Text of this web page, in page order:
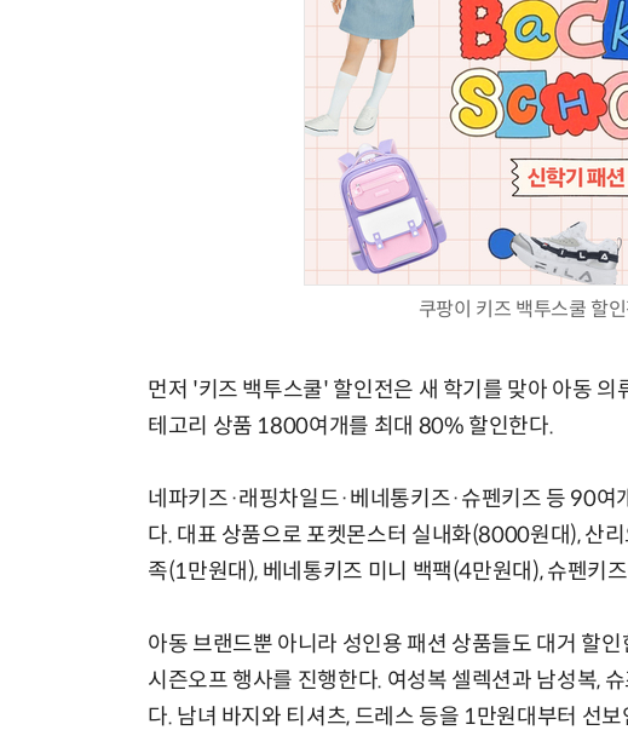
쿠팡이 키즈 백투스쿨 할
먼저 '키즈 백투스쿨' 할인전은 새 학기를 맞아 아동 의
테고리 상품 1800여개를 최대 80% 할인한다.
네파키즈·래핑차일드·베네통키즈·슈펜키즈 등 90여
다. 대표 상품으로 포켓몬스터 실내화(8000원대), 산
족(1만원대), 베네통키즈 미니 백팩(4만원대), 슈펜키
아동 브랜드뿐 아니라 성인용 패션 상품들도 대거 할
시즌오프 행사를 진행한다. 여성복 셀렉션과 남성복,
다. 남녀 바지와 티셔츠, 드레스 등을 1만원대부터 선보
모든 업무 담당자(비개발자)를 위한 온톨로지 기반 AI 지식체계 설계 1-day 워크숍